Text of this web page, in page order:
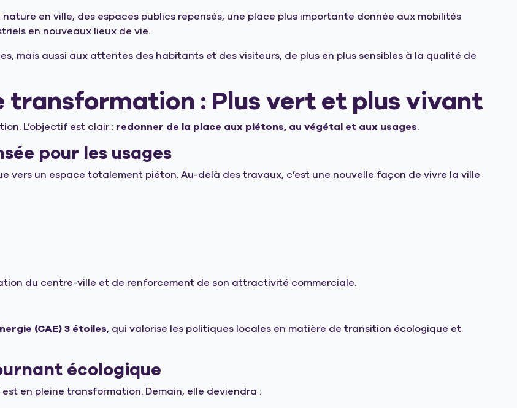
en ville, des espaces publics repensés, une place plus importante donnée aux mobilités
en nouveaux lieux de vie.
mais aussi aux attentes des habitants et des visiteurs, de plus en plus sensibles à la qualité de
transformation : Plus vert et plus vivant
L’objectif est clair : redonner de la place aux piétons, au végétal et aux usages.
pour les usages
vers un espace totalement piéton. Au-delà des travaux, c’est une nouvelle façon de vivre la ville
du centre-ville et de renforcement de son attractivité commerciale.
(CAE) 3 étoiles, qui valorise les politiques locales en matière de transition écologique et
écologique
en pleine transformation. Demain, elle deviendra :